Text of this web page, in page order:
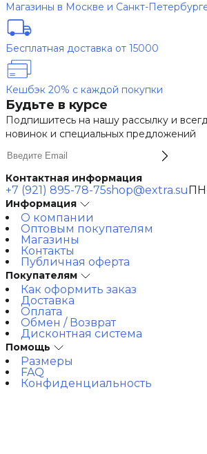
Магазины в Москве и Санкт-
Бесплатная доставка от 15000
Кешбэк 20% с каждой покупки
Будьте в курсе
Подпишитесь на нашу рассылку и
новинок и специальных предложений
Контактная информация
+7 (921) 895-78-75shop@extra.su
Информация
О компании
Оптовым покупателям
Магазины
Контакты
Публичная оферта
Покупателям
Как оформить заказ
Доставка
Оплата
Обмен / Возврат
Дисконтная система
Помощь
Размеры
FAQ
Конфиденциальность